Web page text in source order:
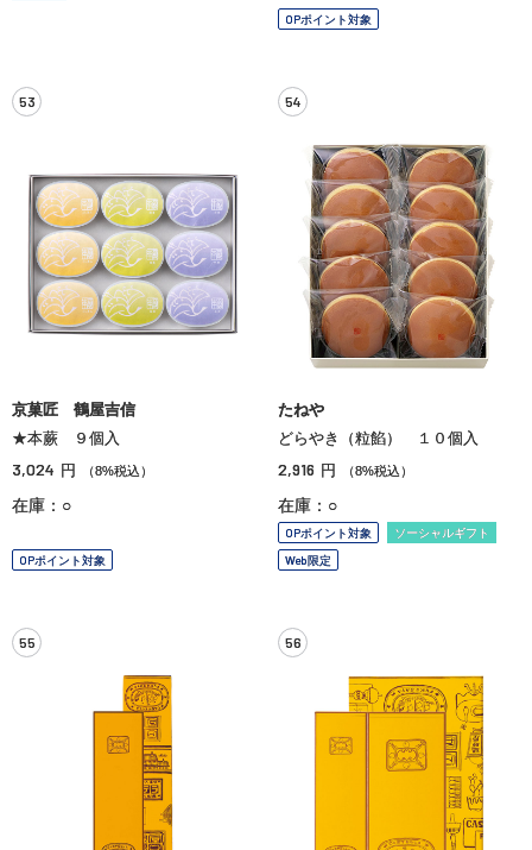
OPポイント対象
53
京菓匠 鶴屋吉信
★本蕨 ９個入
3,024 円 （8%税込）
在庫：○
OPポイント対象
54
たねや
どらやき（粒餡） １０個入
2,916 円 （8%税込）
在庫：○
OPポイント対象
ソーシャルギフト
Web限定
55 56